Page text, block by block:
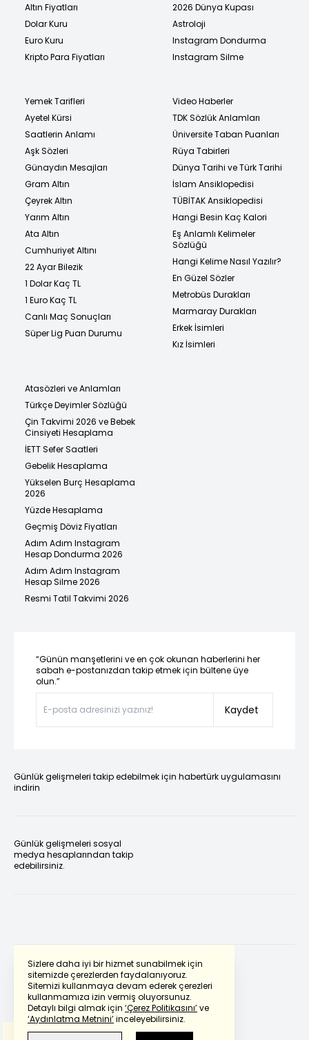
Sizlere daha iyi bir hizmet sunabilmek için
sitemizde çerezlerden faydalanıyoruz.
Sitemizi kullanmaya devam ederek çerezleri
kullanmamıza izin vermiş oluyorsunuz.
Detaylı bilgi almak için ‘Çerez Politikasını’ve
‘Aydınlatma Metnini’inceleyebilirsiniz.
Altın Fiyatları
Dolar Kuru
Euro Kuru
Kripto Para Fiyatları
2026 Dünya Kupası
Astroloji
Instagram Dondurma
Instagram Silme
Yemek Tarifleri
Ayetel Kürsi
Saatlerin Anlamı
Aşk Sözleri
Günaydın Mesajları
Gram Altın
Çeyrek Altın
Yarım Altın
Ata Altın
Cumhuriyet Altını
22 Ayar Bilezik
1 Dolar Kaç TL
1 Euro Kaç TL
Canlı Maç Sonuçları
Süper Lig Puan Durumu
Video Haberler
TDK Sözlük Anlamları
Üniversite Taban Puanları
Rüya Tabirleri
Dünya Tarihi ve Türk Tarihi
İslam Ansiklopedisi
TÜBİTAK Ansiklopedisi
Hangi Besin Kaç Kalori
Eş Anlamlı Kelimeler
Sözlüğü
Hangi Kelime Nasıl Yazılır?
En Güzel Sözler
Metrobüs Durakları
Marmaray Durakları
Erkek İsimleri
Kız İsimleri
Atasözleri ve Anlamları
Türkçe Deyimler Sözlüğü
Çin Takvimi 2026 ve Bebek
Cinsiyeti Hesaplama
İETT Sefer Saatleri
Gebelik Hesaplama
Yükselen Burç Hesaplama
2026
Yüzde Hesaplama
Geçmiş Döviz Fiyatları
Adım Adım Instagram
Hesap Dondurma 2026
Adım Adım Instagram
Hesap Silme 2026
Resmi Tatil Takvimi 2026
“Günün manşetlerini ve en çok okunan haberlerini her
sabah e-postanızdan takip etmek için bültene üye
olun.”
Kaydet
Günlük gelişmeleri takip edebilmek için habertürk uygulamasını
indirin
Günlük gelişmeleri sosyal
medya hesaplarından takip
edebilirsiniz.
Powered by Translate
Bu çevirideGoogle Transletekullanılmıştır.